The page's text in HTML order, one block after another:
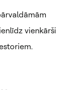
vienkārši